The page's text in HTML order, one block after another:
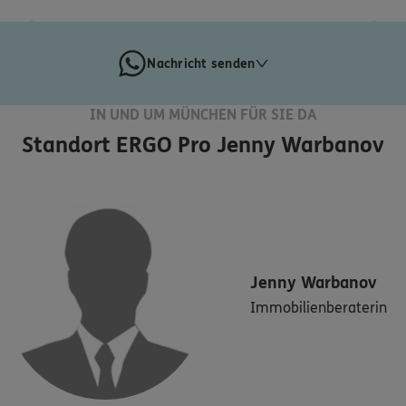
Nachricht senden
IN UND UM MÜNCHEN FÜR SIE DA
Standort ERGO Pro Jenny Warbanov
Jenny Warbanov
Immobilienberaterin